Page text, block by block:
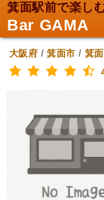
箕面駅前で楽し
Bar GAMA
大阪府 /箕面市 / 箕面